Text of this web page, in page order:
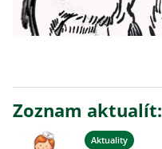
Zoznam aktualít:
Aktuality